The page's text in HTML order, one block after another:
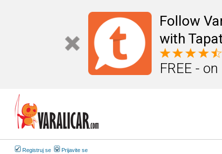
Follow
with
FREE -
Registruj se Prijavite se